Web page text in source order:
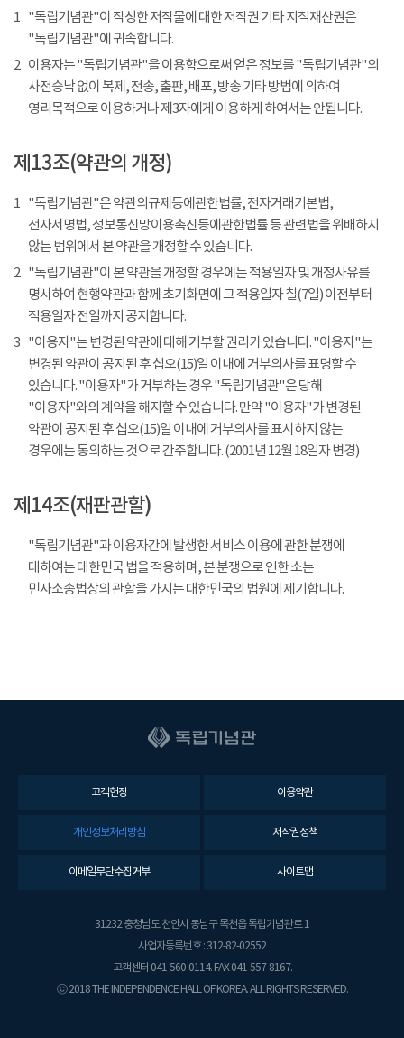
1 "독립기념관"이 작성한 저작물에 대한 저작권 기타 지적재산권은
"독립기념관"에 귀속합니다.
2 이용자는 "독립기념관"을 이용함으로써 얻은 정보를 "독립기념관"의
사전승낙 없이 복제, 전송, 출판, 배포, 방송 기타 방법에 의하여
영리목적으로 이용하거나 제3자에게 이용하게 하여서는 안됩니다.
제13조(약관의 개정)
1 "독립기념관"은 약관의규제등에관한법률, 전자거래기본법,
전자서명법, 정보통신망이용촉진등에관한법률 등 관련법을 위배하지
않는 범위에서 본 약관을 개정할 수 있습니다.
2 "독립기념관"이 본 약관을 개정할 경우에는 적용일자 및 개정사유를
명시하여 현행약관과 함께 초기화면에 그 적용일자 칠(7일) 이전부터
적용일자 전일까지 공지합니다.
3 "이용자"는 변경된 약관에 대해 거부할 권리가 있습니다. "이용자"는
변경된 약관이 공지된 후 십오(15)일 이내에 거부의사를 표명할 수
있습니다. "이용자"가 거부하는 경우 "독립기념관"은 당해
"이용자"와의 계약을 해지할 수 있습니다. 만약 "이용자"가 변경된
약관이 공지된 후 십오(15)일 이내에 거부의사를 표시하지 않는
경우에는 동의하는 것으로 간주합니다. (2001년 12월 18일자 변경)
제14조(재판관할)
"독립기념관"과 이용자간에 발생한 서비스 이용에 관한 분쟁에
대하여는 대한민국 법을 적용하며, 본 분쟁으로 인한 소는
민사소송법상의 관할을 가지는 대한민국의 법원에 제기합니다.
고객헌장 이용약관
개인정보처리방침 저작권정책
이메일무단수집거부 사이트맵
31232 충청남도 천안시 동남구 목천읍 독립기념관로 1
사업자등록번호 : 312-82-02552
고객센터 041-560-0114. FAX 041-557-8167.
ⓒ 2018 THE INDEPENDENCE HALL OF KOREA. ALL RIGHTS RESERVED.